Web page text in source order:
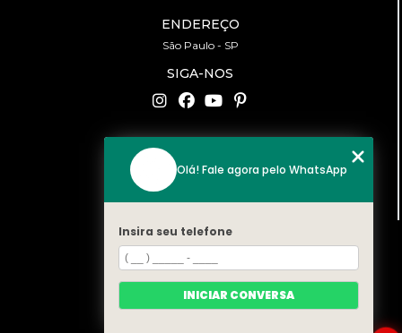
ENDEREÇO
São Paulo - SP
SIGA-NOS
CONTATO
(11) 94519-2422
contato@bonfattieventos.com.br
MENU
HOME
A BONFATTI
SERVIÇOS
Olá! Fale agora pelo WhatsApp
Insira seu telefone
INICIAR CONVERSA